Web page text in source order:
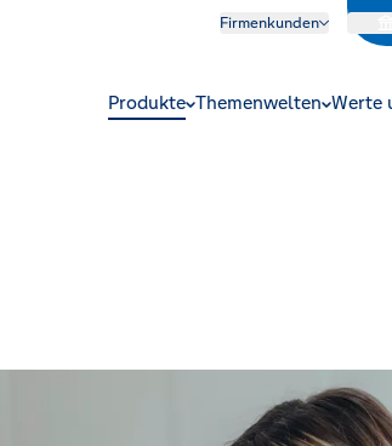
Firmenkunden
Produkte Themenwelten Werte